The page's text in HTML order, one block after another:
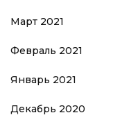
Март 2021
Февраль 2021
Январь 2021
Декабрь 2020